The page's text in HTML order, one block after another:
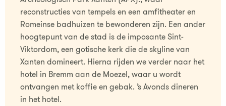
reconstructies van tempels en een amfitheater en
Romeinse badhuizen te bewonderen zijn. Een ander
hoogtepunt van de stad is de imposante Sint-
Viktordom, een gotische kerk die de skyline van
Xanten domineert. Hierna rijden we verder naar het
hotel in Bremm aan de Moezel, waar u wordt
ontvangen met koffie en gebak. ’s Avonds dineren
in het hotel.